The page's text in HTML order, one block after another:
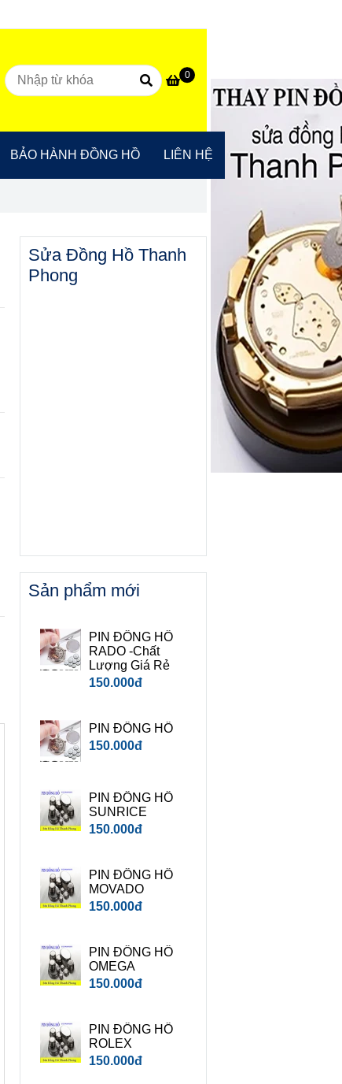
0
BẢO HÀNH ĐỒNG HỒ LIÊN HỆ
Sửa Đồng Hồ Thanh
Phong
Sản phẩm mới
PIN ĐỒNG HỒ
RADO -Chất
Lượng Giá Rẻ
150.000đ
PIN ĐỒNG HỒ
150.000đ
PIN ĐỒNG HỒ
SUNRICE
150.000đ
PIN ĐỒNG HỒ
MOVADO
150.000đ
PIN ĐỒNG HỒ
OMEGA
150.000đ
PIN ĐỒNG HỒ
ROLEX
150.000đ